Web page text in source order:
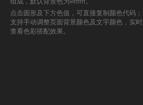
点击圆形及下方色值，可直接复制颜色代码；
支持手动调整页面背景颜色及文字颜色，实时
查看色彩搭配效果。